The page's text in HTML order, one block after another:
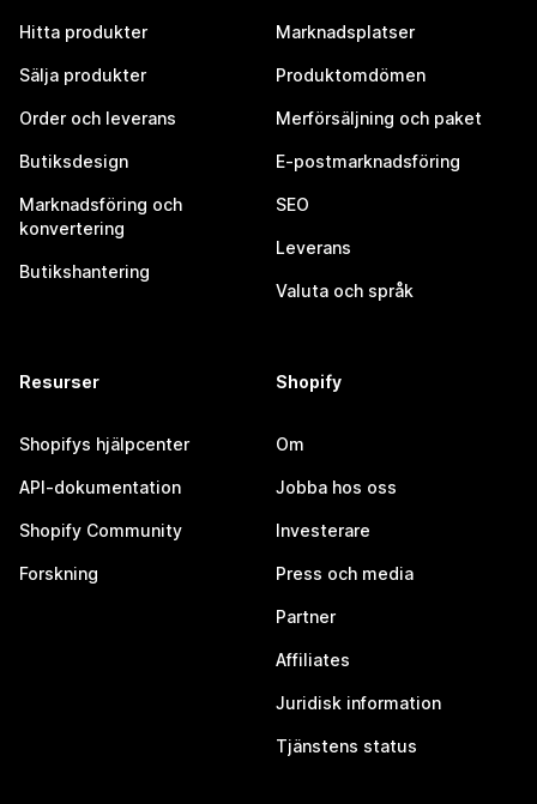
Hitta produkter
Sälja produkter
Order och leverans
Butiksdesign
Marknadsföring och
konvertering
Butikshantering
Marknadsplatser
Produktomdömen
Merförsäljning och paket
E-postmarknadsföring
SEO
Leverans
Valuta och språk
Resurser
Shopifys hjälpcenter
API-dokumentation
Shopify Community
Forskning
Shopify
Om
Jobba hos oss
Investerare
Press och media
Partner
Affiliates
Juridisk information
Tjänstens status